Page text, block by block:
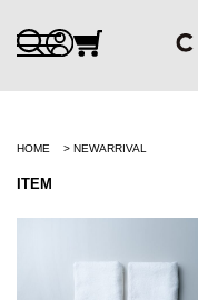
HOME NEWARRIVAL
ITEM